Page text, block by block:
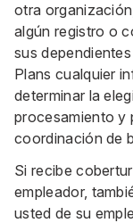
otra
algún registro o
sus
Plans cualquier
determinar la
procesamiento y
coordinación de
Si recibe
empleador,
usted de su